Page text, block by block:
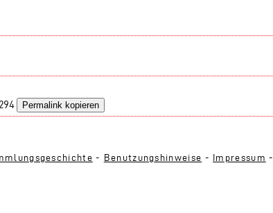
Permalink kopieren
- Benutzungshinweise - Impressum -